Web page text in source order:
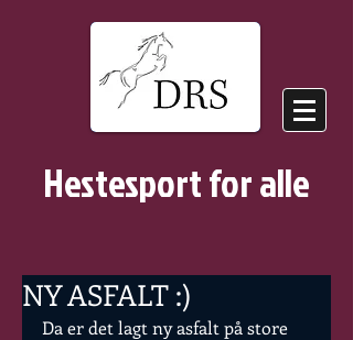
Hestesport for alle
NY ASFALT :)
Da er det lagt ny asfalt på store